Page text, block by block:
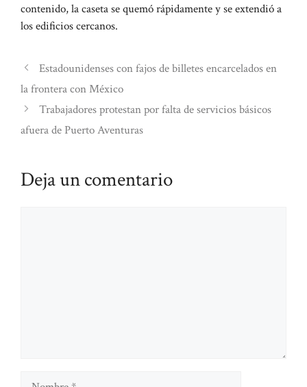
contenido, la caseta se quemó rápidamente y se extendió a
los edificios cercanos.
Estadounidenses con fajos de billetes encarcelados en
la frontera con México
Trabajadores protestan por falta de servicios básicos
afuera de Puerto Aventuras
Deja un comentario
Nombre